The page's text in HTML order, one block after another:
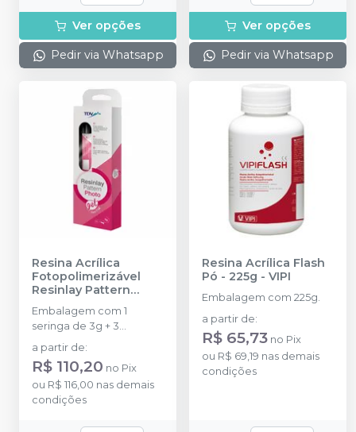
Ver opções
Pedir via Whatsapp
Ver opções
Pedir via Whatsapp
Resina Acrílica
Fotopolimerizável
Resinlay Pattern
Photo Gel
Embalagem com 1
seringa de 3g + 3
ponteiras.
a partir de:
R$ 110,20 no Pix
ou R$ 116,00 nas demais
condições
Resina Acrílica Flash
Pó - 225g - VIPI
Embalagem com 225g.
a partir de:
R$ 65,73 no Pix
ou R$ 69,19 nas demais
condições